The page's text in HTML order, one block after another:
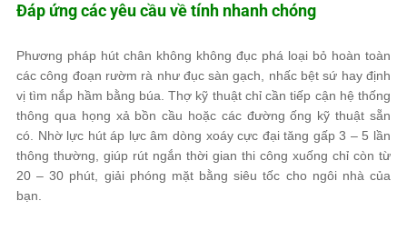
Đáp ứng các yêu cầu về tính nhanh chóng
Phương pháp hút chân không không đục phá loại bỏ hoàn toàn
các công đoạn rườm rà như đục sàn gạch, nhấc bệt sứ hay định
vị tìm nắp hầm bằng búa. Thợ kỹ thuật chỉ cần tiếp cận hệ thống
thông qua họng xả bồn cầu hoặc các đường ống kỹ thuật sẵn
có. Nhờ lực hút áp lực âm dòng xoáy cực đại tăng gấp 3 – 5 lần
thông thường, giúp rút ngắn thời gian thi công xuống chỉ còn từ
20 – 30 phút, giải phóng mặt bằng siêu tốc cho ngôi nhà của
bạn.